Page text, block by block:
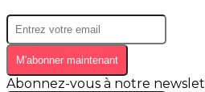
M'abonner maintenant
Abonnez-vous à notre